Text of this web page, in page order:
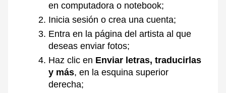
en computadora o notebook;
Inicia sesión o crea una cuenta;
Entra en la página del artista al que
deseas enviar fotos;
Haz clic en Enviar letras, traducirlas
y más, en la esquina superior
derecha;